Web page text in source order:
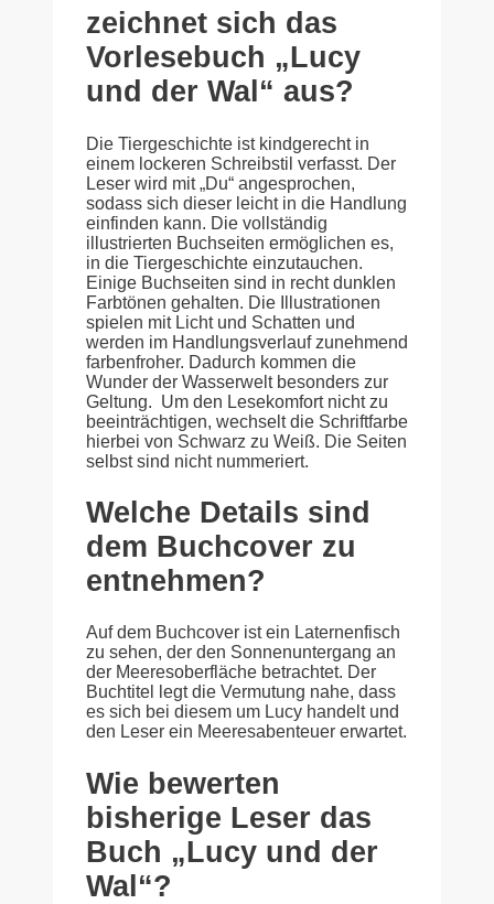
zeichnet sich das
Vorlesebuch „Lucy
und der Wal“ aus?
Die Tiergeschichte ist kindgerecht in
einem lockeren Schreibstil verfasst. Der
Leser wird mit „Du“ angesprochen,
sodass sich dieser leicht in die Handlung
einfinden kann. Die vollständig
illustrierten Buchseiten ermöglichen es,
in die Tiergeschichte einzutauchen.
Einige Buchseiten sind in recht dunklen
Farbtönen gehalten. Die Illustrationen
spielen mit Licht und Schatten und
werden im Handlungsverlauf zunehmend
farbenfroher. Dadurch kommen die
Wunder der Wasserwelt besonders zur
Geltung. Um den Lesekomfort nicht zu
beeinträchtigen, wechselt die Schriftfarbe
hierbei von Schwarz zu Weiß. Die Seiten
selbst sind nicht nummeriert.
Welche Details sind
dem Buchcover zu
entnehmen?
Auf dem Buchcover ist ein Laternenfisch
zu sehen, der den Sonnenuntergang an
der Meeresoberfläche betrachtet. Der
Buchtitel legt die Vermutung nahe, dass
es sich bei diesem um Lucy handelt und
den Leser ein Meeresabenteuer erwartet.
Wie bewerten
bisherige Leser das
Buch „Lucy und der
Wal“?